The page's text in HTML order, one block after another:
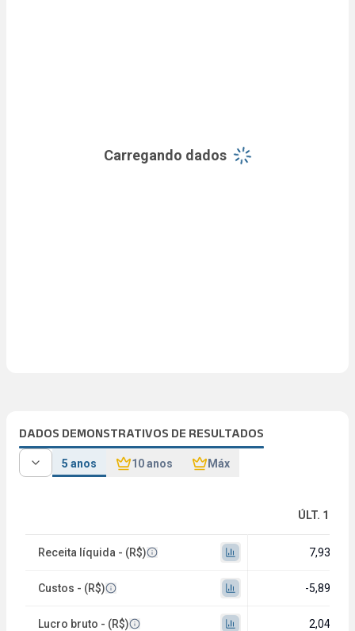
Carregando dados
DADOS DEMONSTRATIVOS DE RESULTADOS
5 anos 10 anos Máx
ÚLT. 12M
Receita líquida - (R$) 7,93 mi
Custos - (R$) -5,89 mi
Lucro bruto - (R$) 2,04 mi